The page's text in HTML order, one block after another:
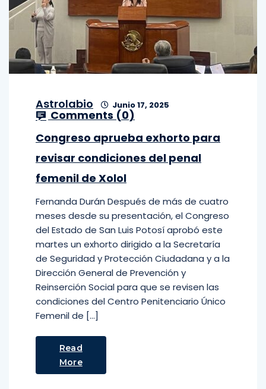
Astrolabio Junio 17, 2025
Comments (0)
Congreso aprueba exhorto para
revisar condiciones del penal
femenil de Xolol
Fernanda Durán Después de más de cuatro
meses desde su presentación, el Congreso
del Estado de San Luis Potosí aprobó este
martes un exhorto dirigido a la Secretaría
de Seguridad y Protección Ciudadana y a la
Dirección General de Prevención y
Reinserción Social para que se revisen las
condiciones del Centro Penitenciario Único
Femenil de […]
Read
More